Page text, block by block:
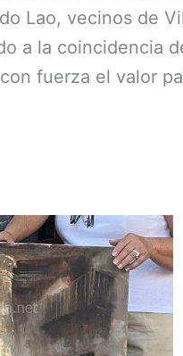
Lao, vecinos de
a la coincidencia
fuerza el valor